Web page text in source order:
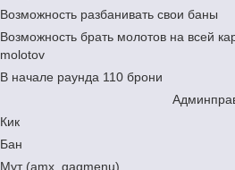
Возможность разбанивать свои баны
Возможность брать молотов на всей
molotov
В начале раунда 110 брони
Кик
Бан
Мут (amx_gagmenu)